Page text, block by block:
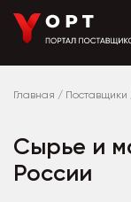
Главная / Поставщики
Сырье и
России